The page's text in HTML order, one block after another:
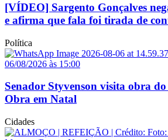
[VÍDEO] Sargento Gonçalves
e afirma que fala foi tirada de
Política
06/08/2026 às 15:00
Senador Styvenson visita obra
Obra em Natal
Cidades